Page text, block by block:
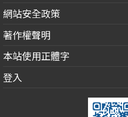
網站安全政策
著作權聲明
本站使用正體字
登入